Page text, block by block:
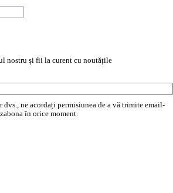
nostru și fii la curent cu noutățile
ne acordați permisiunea de a vă trimite email-
în orice moment.